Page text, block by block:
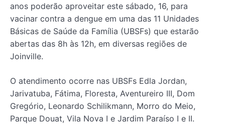
anos poderão aproveitar este sábado, 16, para
vacinar contra a dengue em uma das 11 Unidades
Básicas de Saúde da Família (UBSFs) que estarão
abertas das 8h às 12h, em diversas regiões de
Joinville.
O atendimento ocorre nas UBSFs Edla Jordan,
Jarivatuba, Fátima, Floresta, Aventureiro III, Dom
Gregório, Leonardo Schilikmann, Morro do Meio,
Parque Douat, Vila Nova I e Jardim Paraíso I e II.